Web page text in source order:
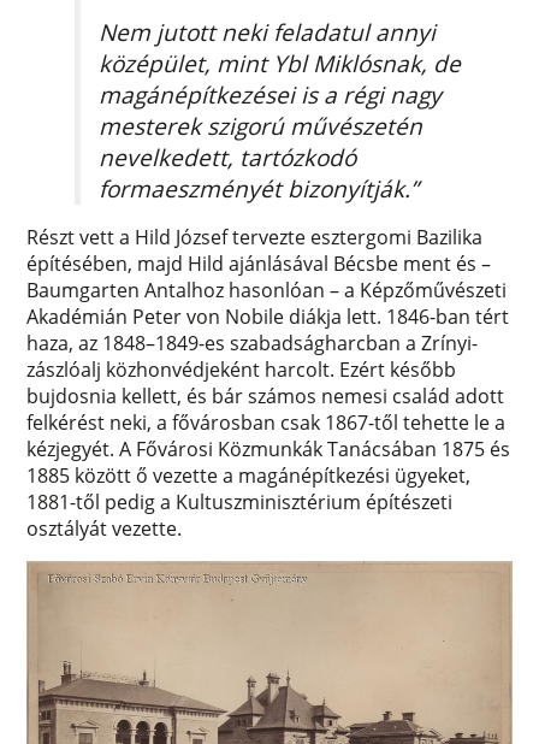
Nem jutott neki feladatul annyi
középület, mint Ybl Miklósnak, de
magánépítkezései is a régi nagy
mesterek szigorú művészetén
nevelkedett, tartózkodó
formaeszményét bizonyítják.”
Részt vett a Hild József tervezte esztergomi Bazilika
építésében, majd Hild ajánlásával Bécsbe ment és –
Baumgarten Antalhoz hasonlóan – a Képzőművészeti
Akadémián Peter von Nobile diákja lett. 1846-ban tért
haza, az 1848–1849-es szabadságharcban a Zrínyi-
zászlóalj közhonvédjeként harcolt. Ezért később
bujdosnia kellett, és bár számos nemesi család adott
felkérést neki, a fővárosban csak 1867-től tehette le a
kézjegyét. A Fővárosi Közmunkák Tanácsában 1875 és
1885 között ő vezette a magánépítkezési ügyeket,
1881-től pedig a Kultuszminisztérium építészeti
osztályát vezette.